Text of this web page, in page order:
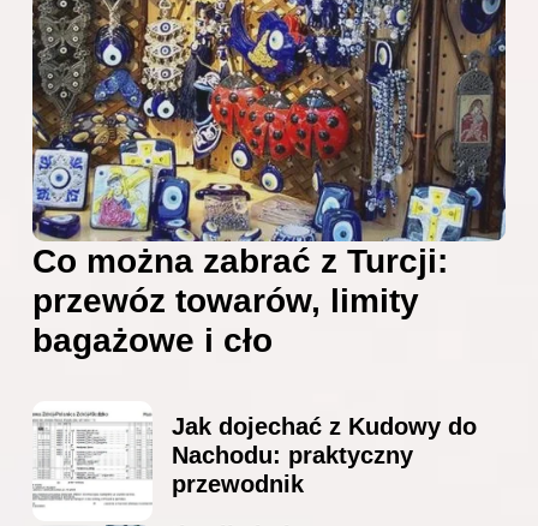
Co można zabrać z Turcji:
przewóz towarów, limity
bagażowe i cło
Jak dojechać z Kudowy do
Nachodu: praktyczny
przewodnik